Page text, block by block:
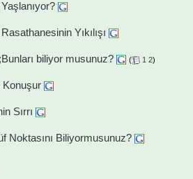
Yıkılışı
biliyor musunuz? ( 1 2)
Konuşur
Sırrı
Noktasını Biliyormusunuz?